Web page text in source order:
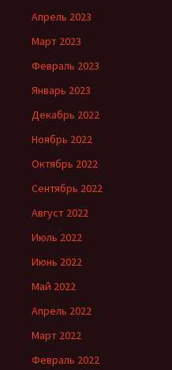
Апрель 2023
Март 2023
Февраль 2023
Январь 2023
Декабрь 2022
Ноябрь 2022
Октябрь 2022
Сентябрь 2022
Август 2022
Июль 2022
Июнь 2022
Май 2022
Апрель 2022
Март 2022
Февраль 2022